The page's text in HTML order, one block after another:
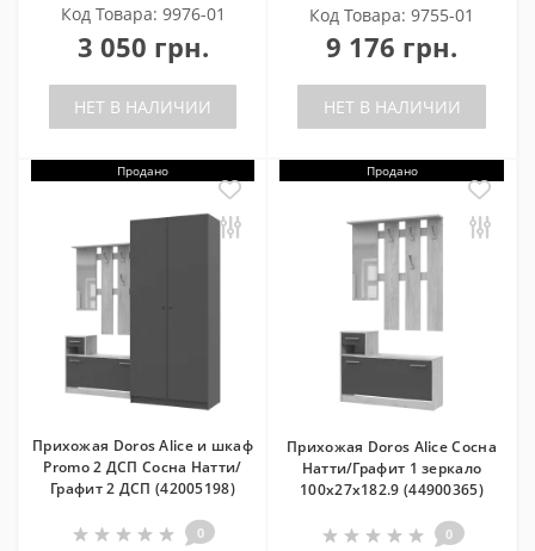
Код Товара: 9976-01
3 050 грн.
НЕТ В НАЛИЧИИ
Код Товара: 9755-01
9 176 грн.
НЕТ В НАЛИЧИИ
Продано
Прихожая Doros Alice и шкаф
Promo 2 ДСП Сосна Натти/
Графит 2 ДСП (42005198)
0
Продано
Прихожая Doros Alice Сосна
Натти/Графит 1 зеркало
100х27х182.9 (44900365)
0